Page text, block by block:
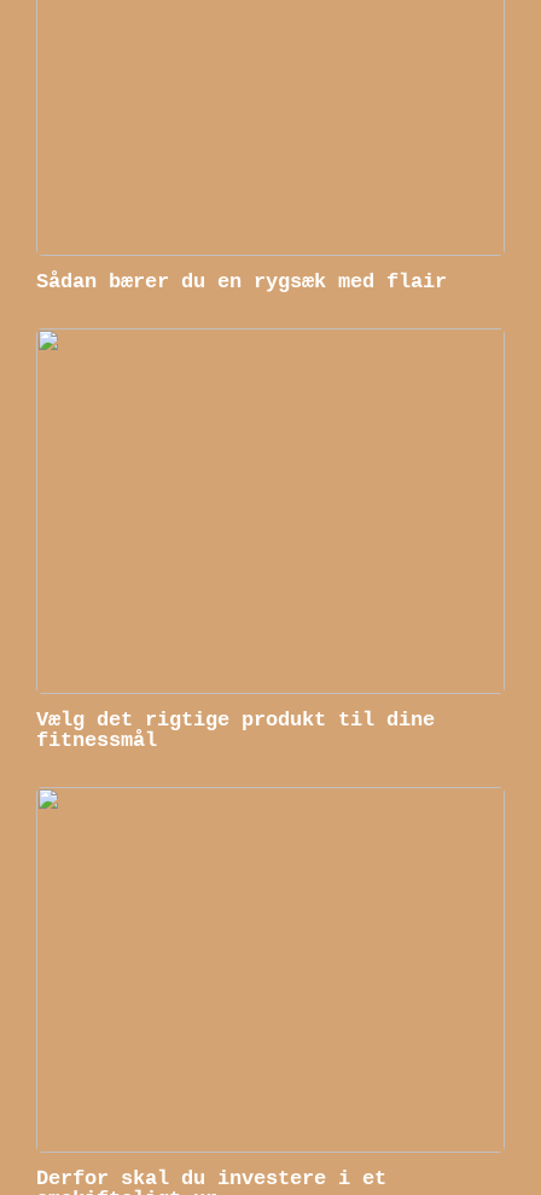
Sådan bærer du en rygsæk med flair
Vælg det rigtige produkt til dine
fitnessmål
Derfor skal du investere i et